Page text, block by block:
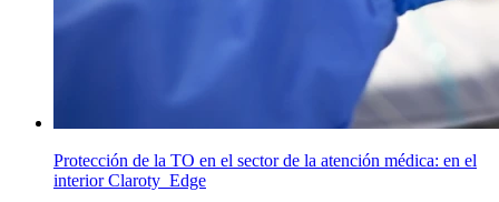
Protección de la TO en el sector de la atención médica: en el
interior Claroty Edge